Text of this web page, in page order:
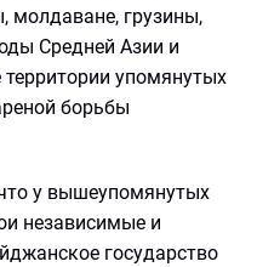
молдаване, грузины,
Средней Азии и
территории упомянутых
борьбы
у вышеупомянутых
независимые и
государство